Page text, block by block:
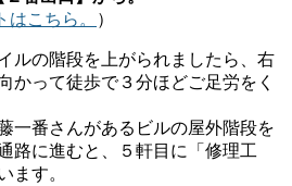
はこちら。 ）
ルの階段を上がられましたら、右
かって徒歩で３分ほどご足労をく
一番さんがあるビルの屋外階段を
路に進むと、５軒目に「修理工
ます。